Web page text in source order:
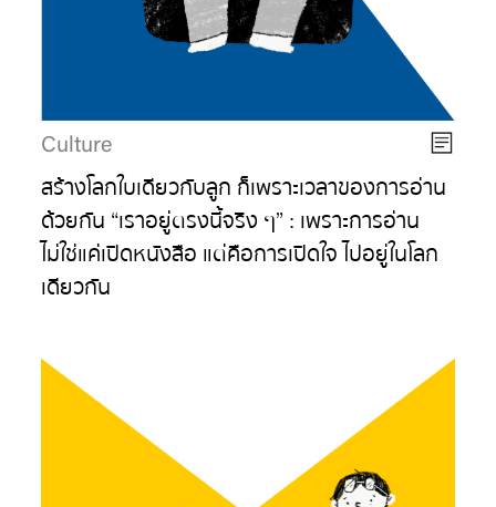
Culture
สร้างโลกใบเดียวกับลูก ก็เพราะเวลาของการอ่าน
ด้วยกัน “เราอยู่ตรงนี้จริง ๆ” : เพราะการอ่าน
ไม่ใช่แค่เปิดหนังสือ แต่คือการเปิดใจ ไปอยู่ในโลก
เดียวกัน